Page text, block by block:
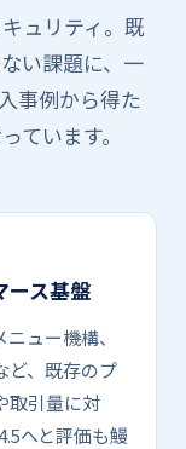
ュリティ。​既
い​課題に、​一
事例から​得た​
ています。
ース基盤
ュー機構、​
ど、​既存の​プ
取引量に​対
へと​評価も​鰻